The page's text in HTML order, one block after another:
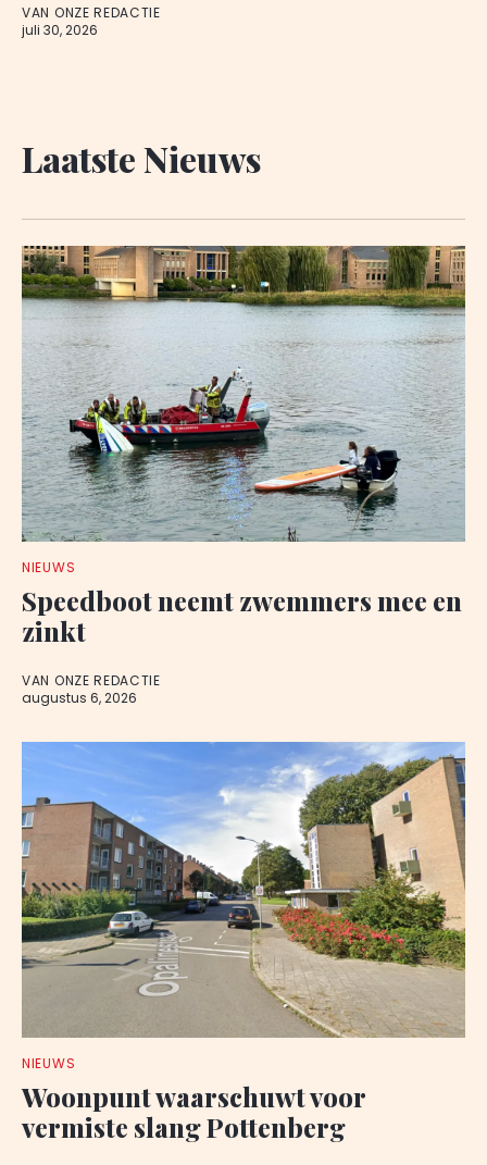
VAN ONZE REDACTIE
juli 30, 2026
Laatste Nieuws
NIEUWS
Speedboot neemt zwemmers mee en
zinkt
VAN ONZE REDACTIE
augustus 6, 2026
NIEUWS
Woonpunt waarschuwt voor
vermiste slang Pottenberg